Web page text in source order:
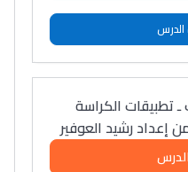
تطبيقات الكراسة